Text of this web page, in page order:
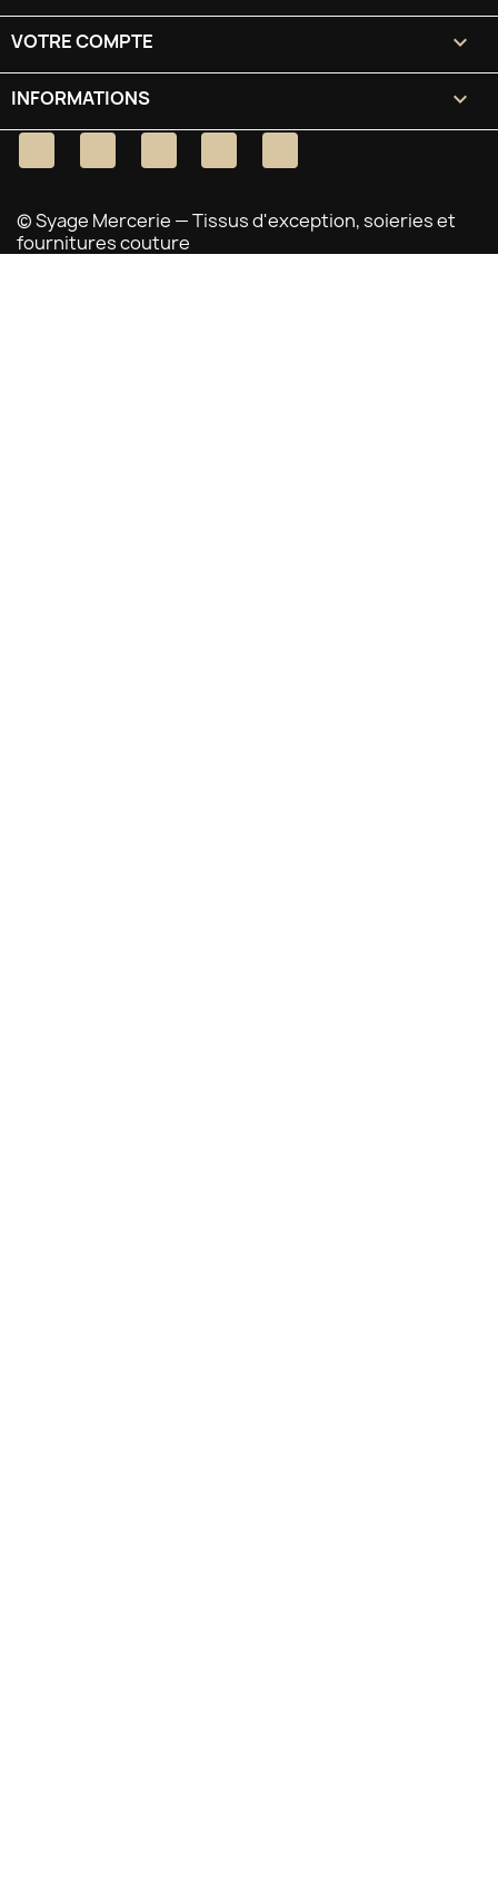
VOTRE COMPTE 
INFORMATIONS keyboard_arrow_down
FacebookTwitter YouTube Pinterest
© Syage Mercerie — Tissus d'exception, soieries et
fournitures couture